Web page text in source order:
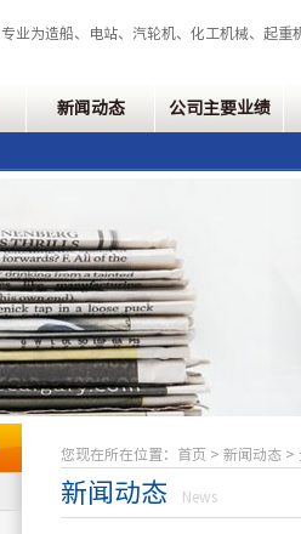
专业为造船、电站、汽轮机、化工机械、起重
新闻动态 公司主要业绩
您现在所在位置： 首页 > 新闻动态 >
新闻动态 News